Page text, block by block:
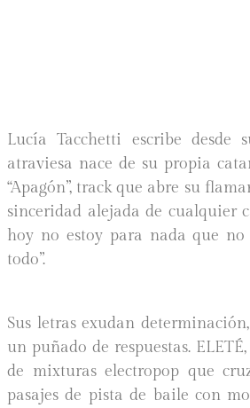
Lucía Tacchetti escribe desde
atraviesa nace de su propia
“Apagón”, track que abre su
sinceridad alejada de cualquier
hoy no estoy para nada que
todo”.
Sus letras exudan
un puñado de respuestas.
de mixturas electropop que
pasajes de pista de baile con